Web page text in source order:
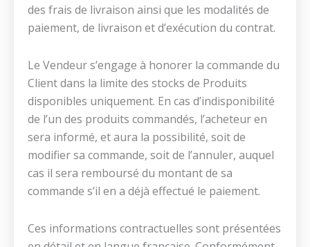
des frais de livraison ainsi que les modalités de
paiement, de livraison et d’exécution du contrat.
Le Vendeur s’engage à honorer la commande du
Client dans la limite des stocks de Produits
disponibles uniquement. En cas d’indisponibilité
de l’un des produits commandés, l’acheteur en
sera informé, et aura la possibilité, soit de
modifier sa commande, soit de l’annuler, auquel
cas il sera remboursé du montant de sa
commande s’il en a déjà effectué le paiement.
Ces informations contractuelles sont présentées